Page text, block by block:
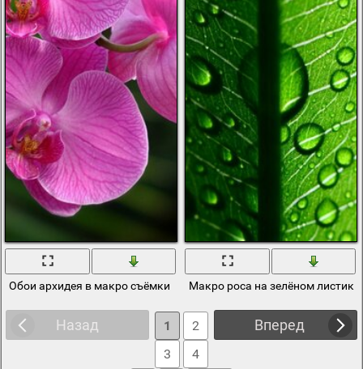
Обои архидея в макро съёмки Макро роса на зелёном листике
Назад Вперед
1
2
3
4